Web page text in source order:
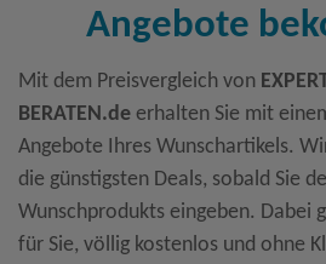
Angebote
Mit dem Preisvergleich von
BERATEN.de erhalten Sie mit
Angebote Ihres Wunschartikels.
die günstigsten Deals, sobald Sie
Wunschprodukts eingeben. Dabei
für Sie, völlig kostenlos und ohne